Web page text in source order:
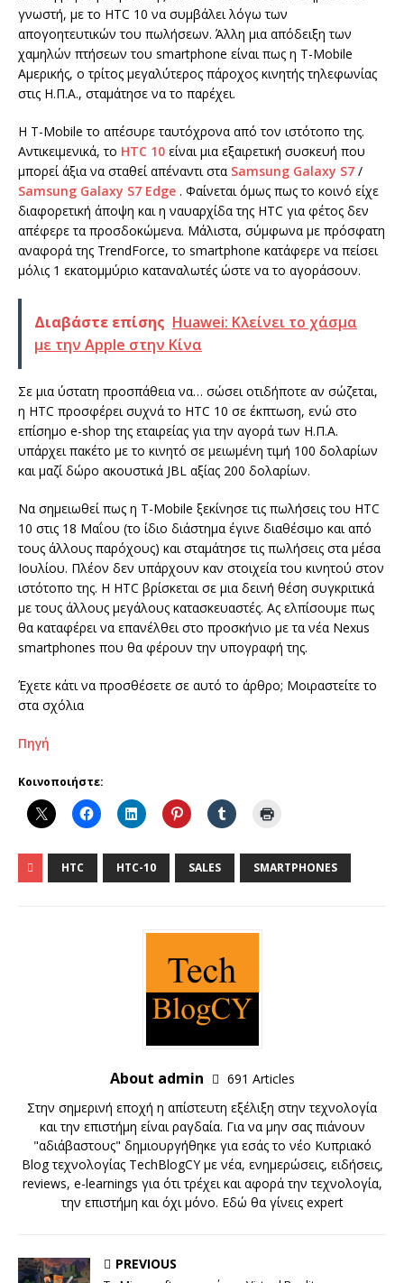
γνωστή, με το HTC 10 να συμβάλει λόγω των
απογοητευτικών του πωλήσεων. Άλλη μια απόδειξη των
χαμηλών πτήσεων του smartphone είναι πως η T-Mobile
Αμερικής, ο τρίτος μεγαλύτερος πάροχος κινητής τηλεφωνίας
στις Η.Π.Α., σταμάτησε να το παρέχει.
H T-Mobile το απέσυρε ταυτόχρονα από τον ιστότοπο της.
Αντικειμενικά, το HTC 10 είναι μια εξαιρετική συσκευή που
μπορεί άξια να σταθεί απέναντι στα Samsung Galaxy S7 /
Samsung Galaxy S7 Edge . Φαίνεται όμως πως το κοινό είχε
διαφορετική άποψη και η ναυαρχίδα της HTC για φέτος δεν
απέφερε τα προσδοκώμενα. Μάλιστα, σύμφωνα με πρόσφατη
αναφορά της TrendForce, το smartphone κατάφερε να πείσει
μόλις 1 εκατομμύριο καταναλωτές ώστε να το αγοράσουν.
Διαβάστε επίσης Huawei: Κλείνει το χάσμα
με την Apple στην Κίνα
Σε μια ύστατη προσπάθεια να… σώσει οτιδήποτε αν σώζεται,
η HTC προσφέρει συχνά το HTC 10 σε έκπτωση, ενώ στο
επίσημο e-shop της εταιρείας για την αγορά των Η.Π.Α.
υπάρχει πακέτο με το κινητό σε μειωμένη τιμή 100 δολαρίων
και μαζί δώρο ακουστικά JBL αξίας 200 δολαρίων.
Να σημειωθεί πως η T-Mobile ξεκίνησε τις πωλήσεις του HTC
10 στις 18 Μαΐου (το ίδιο διάστημα έγινε διαθέσιμο και από
τους άλλους παρόχους) και σταμάτησε τις πωλήσεις στα μέσα
Ιουλίου. Πλέον δεν υπάρχουν καν στοιχεία του κινητού στον
ιστότοπο της. Η HTC βρίσκεται σε μια δεινή θέση συγκριτικά
με τους άλλους μεγάλους κατασκευαστές. Ας ελπίσουμε πως
θα καταφέρει να επανέλθει στο προσκήνιο με τα νέα Nexus
smartphones που θα φέρουν την υπογραφή της.
Έχετε κάτι να προσθέσετε σε αυτό το άρθρο; Μοιραστείτε το
στα σχόλια
Πηγή
Κοινοποιήστε:
HTC HTC-10 SALES SMARTPHONES
About admin
691 Articles
Στην σημερινή εποχή η απίστευτη εξέλιξη στην τεχνολογία
και την επιστήμη είναι ραγδαία. Για να μην σας πιάνουν
"αδιάβαστους" δημιουργήθηκε για εσάς το νέο Κυπριακό
Blog τεχνολογίας TechBlogCY με νέα, ενημερώσεις, ειδήσεις,
reviews, e-learnings για ότι τρέχει και αφορά την τεχνολογία,
την επιστήμη και όχι μόνο. Εδώ θα γίνεις expert
PREVIOUS